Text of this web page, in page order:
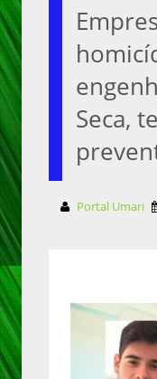
Seca,
Portal Umari